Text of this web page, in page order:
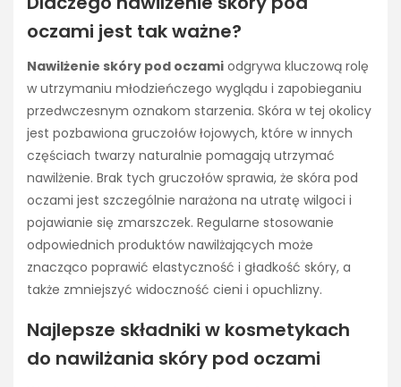
oczami jest tak ważne?
Nawilżenie skóry pod oczami odgrywa kluczową rolę
w utrzymaniu młodzieńczego wyglądu i zapobieganiu
przedwczesnym oznakom starzenia. Skóra w tej okolicy
jest pozbawiona gruczołów łojowych, które w innych
częściach twarzy naturalnie pomagają utrzymać
nawilżenie. Brak tych gruczołów sprawia, że skóra pod
oczami jest szczególnie narażona na utratę wilgoci i
pojawianie się zmarszczek. Regularne stosowanie
odpowiednich produktów nawilżających może
znacząco poprawić elastyczność i gładkość skóry, a
także zmniejszyć widoczność cieni i opuchlizny.
Najlepsze składniki w kosmetykach
do nawilżania skóry pod oczami